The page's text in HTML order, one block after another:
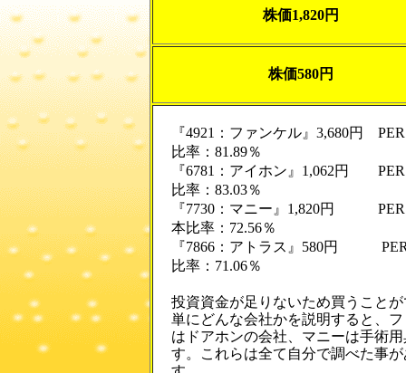
株価1,820円
株価580円
『4921：ファンケル』3,680円
比率：81.89％
『6781：アイホン』1,062円
比率：83.03％
『7730：マニー』1,820円
本比率：72.56％
『7866：アトラス』580円
比率：71.06％
投資資金が足りないため買うこと
単にどんな会社かを説明すると、
はドアホンの会社、マニーは手術
す。これらは全て自分で調べた事